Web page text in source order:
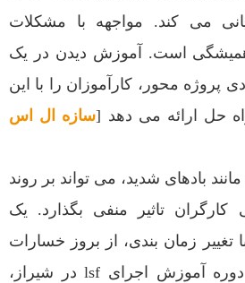
می کند. مواجهه با مشکلات
است. آموزش دیدن در یک
پروژه محور، کارآموزان را با این
حل ارائه می دهد [سازه ال اس
بادهای شدید، می تواند بر روند
تاثیر منفی بگذارد. یک
تغییر زمان بندی، از بروز خسارات
جلوگیری کند. در یک دوره آموزش اجرای lsf در شیراز،